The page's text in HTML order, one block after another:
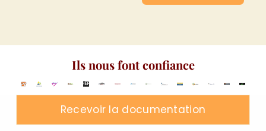
Ils nous font confiance
Recevoir la documentation